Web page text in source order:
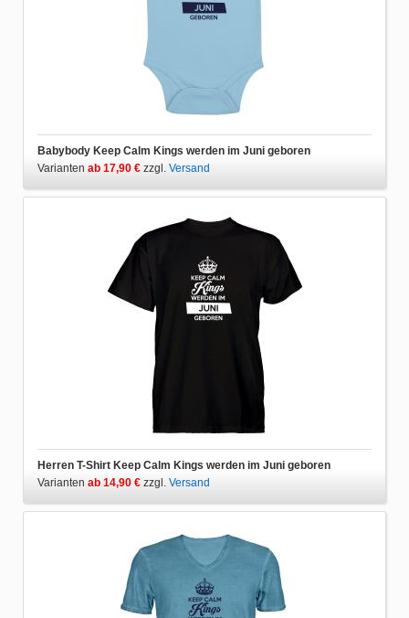
Babybody Keep Calm Kings werden im Juni geboren
Varianten ab 17,90 € zzgl. Versand
Herren T-Shirt Keep Calm Kings werden im Juni geboren
Varianten ab 14,90 € zzgl. Versand